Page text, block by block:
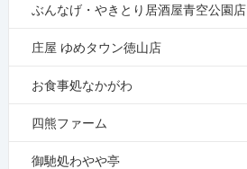
ぶんなげ・やきとり居酒屋青空公園店
庄屋 ゆめタウン徳山店
お食事処なかがわ
四熊ファーム
御馳処わやや亭